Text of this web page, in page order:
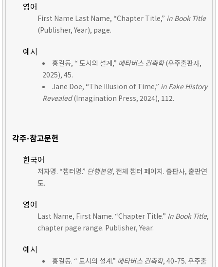
영어
First Name Last Name, “Chapter Title,” in Book Title
(Publisher, Year), page.
예시
홍길동, “ 도시의 설계,” 메타버스 건축학(우주출판사,
2025), 45.
Jane Doe, “The Illusion of Time,” in Fake History
Revealed(Imagination Press, 2024), 112.
각주-참고문헌
한국어
저자명. “챕터명.” 단행본명, 전체 챕터 페이지. 출판사, 출판연
도.
영어
Last Name, First Name. “Chapter Title.” In Book Title,
chapter page range. Publisher, Year.
예시
홍길동. “ 도시의 설계.” 메타버스 건축학, 40-75. 우주출